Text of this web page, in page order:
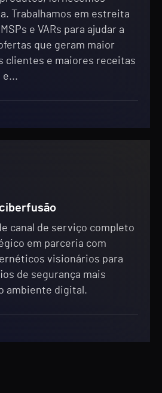
Trabalhamos em estreita
e VARs para ajudar a
que geram maior
clientes e maiores receitas
e...
canal de serviço completo
em parceria com
visionários para
de segurança mais
ambiente digital.